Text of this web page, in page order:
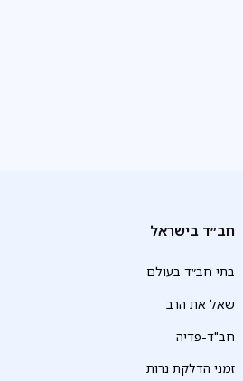
חב״ד בישראל
בתי חב״ד בעולם
שאל את הרב
חב"ד-פדיה
זמני הדלקת נרות